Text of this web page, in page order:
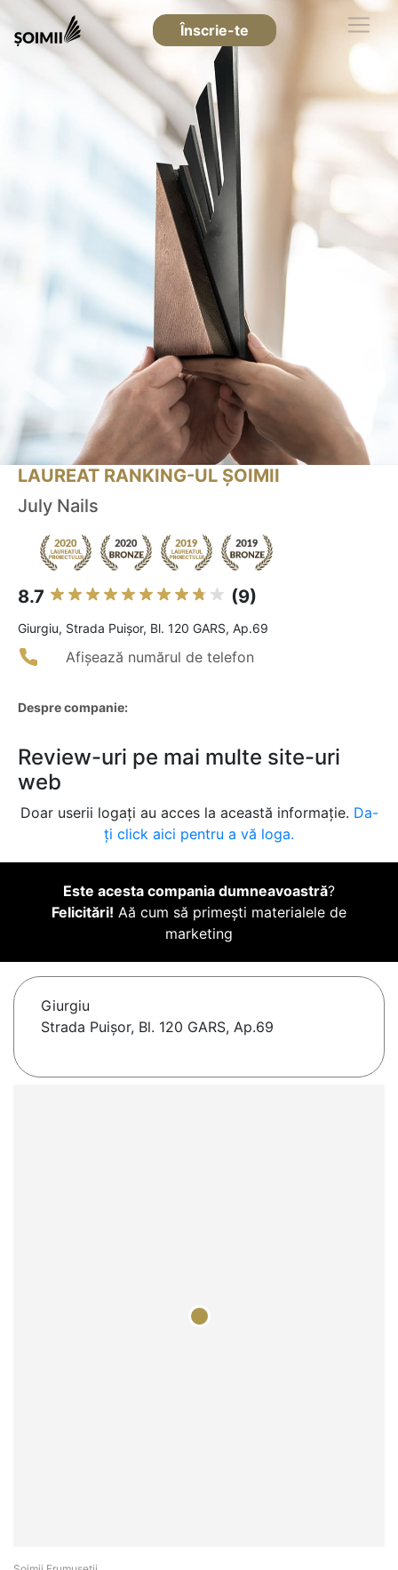
Înscrie-te
LAUREAT RANKING-UL ȘOIMII
July Nails
8.7 (9)
Giurgiu, Strada Puișor, Bl. 120 GARS, Ap.69
Afișează numărul de telefon
Despre companie:
Review-uri pe mai multe site-uri
web
Doar userii logați au acces la această informație. Da-
ți click aici pentru a vă loga.
Este acesta compania dumneavoastră?
Felicitări! Aă cum să primești materialele de
marketing
Giurgiu
Strada Puișor, Bl. 120 GARS, Ap.69